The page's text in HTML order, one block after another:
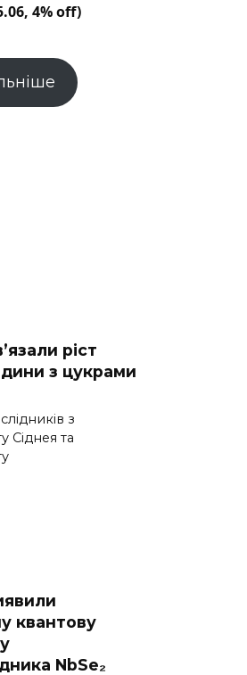
4% off)
ріст
з цукрами
з
Сіднея та
квантову
NbSe₂